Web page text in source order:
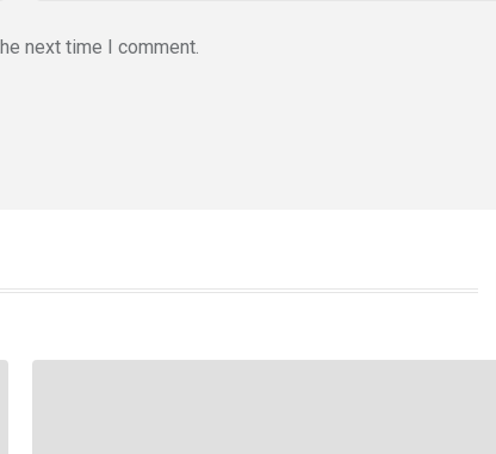
next time I comment.